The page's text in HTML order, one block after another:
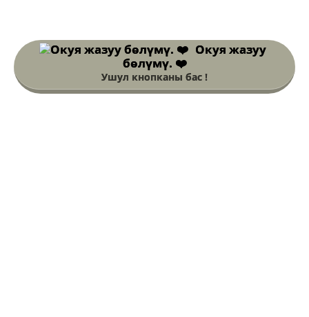
Окуя жазуу
бөлүмү. ❤️
Ушул кнопканы бас !